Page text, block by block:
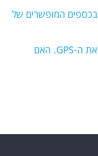
בכספים המופשרים של
טיל ה-DART האוקראיני: פשטות טכנולוגית שמנצחת את ה-GPS. האם